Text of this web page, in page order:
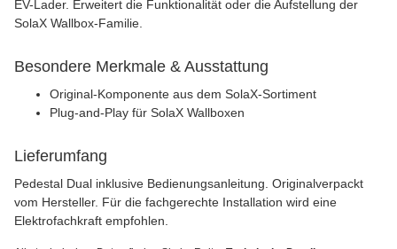
EV-Lader. Erweitert die Funktionalität oder die Aufstellung der
SolaX Wallbox-Familie.
Besondere Merkmale & Ausstattung
Original-Komponente aus dem SolaX-Sortiment
Plug-and-Play für SolaX Wallboxen
Lieferumfang
Pedestal Dual inklusive Bedienungsanleitung. Originalverpackt
vom Hersteller. Für die fachgerechte Installation wird eine
Elektrofachkraft empfohlen.